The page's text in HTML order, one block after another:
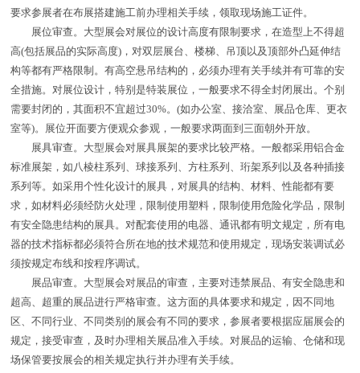
要求参展者在布展搭建施工前办理相关手续，领取现场施工证件。
展位审查。大型展会对展位的设计高度有限制要求，在造型上不得超
高(包括展品的实际高度)，对双层展台、楼梯、吊顶以及顶部外凸延伸结
构等都有严格限制。有高空悬吊结构的，必须办理有关手续并有可靠的安
全措施。对展位设计，特别是特装展位，一般要求不得全封闭展出。个别
需要封闭的，其面积不宜超过30%。(如办公室、接洽室、展品仓库、更衣
室等)。展位开面要方便观众参观，一般要求两面到三面朝外开放。
展具审查。大型展会对展具展架的要求比较严格。一般都采用铝合金
标准展架，如八棱柱系列、球接系列、方柱系列、珩架系列以及各种插接
系列等。如采用个性化设计的展具，对展具的结构、材料、性能都有要
求，如材料必须经防火处理，限制使用塑料，限制使用危险化学品，限制
有安全隐患结构的展具。对配套使用的电器、通讯都有明文规定，所有电
器的技术指标都必须符合所在地的技术规范和使用规定，现场安装调试必
须按规定布线和按程序调试。
展品审查。大型展会对展品的审查，主要对违禁展品、有安全隐患和
超高、超重的展品进行严格审查。这方面的具体要求和规定，因不同地
区、不同行业、不同类别的展会有不同的要求，参展者要根据应届展会的
规定，接受审查，及时办理相关展品准入手续。对展品的运输、仓储和现
场保管要按展会的相关规定执行并办理有关手续。